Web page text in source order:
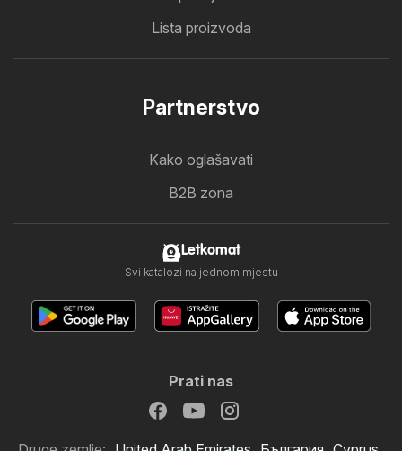
Lista proizvoda
Partnerstvo
Kako oglašavati
B2B zona
Letkomat
Svi katalozi na jednom mjestu
Prati nas